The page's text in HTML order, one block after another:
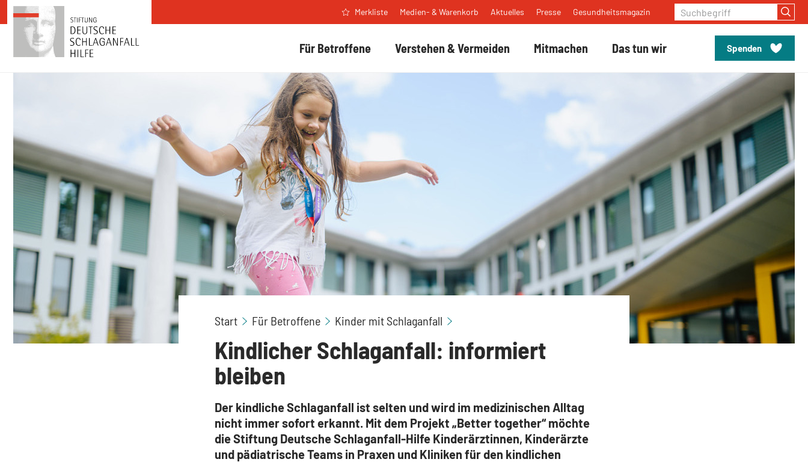
Zum Inhalt springen
Für Betroffene Verstehen & Vermeiden Mitmachen Das tun wir Spenden
Merkliste Medien- & Warenkorb Aktuelles Presse Gesundheitsmagazin Suchbegriff
Start Für Betroffene Kinder mit Schlaganfall
Kindlicher Schlaganfall: informiert
bleiben
Der kindliche Schlaganfall ist selten und wird im medizinischen Alltag
nicht immer sofort erkannt. Mit dem Projekt „Better together“möchte
die Stiftung Deutsche Schlaganfall-Hilfe Kinderärztinnen, Kinderärzte
und pädiatrische Teams in Praxen und Kliniken für den kindlichen